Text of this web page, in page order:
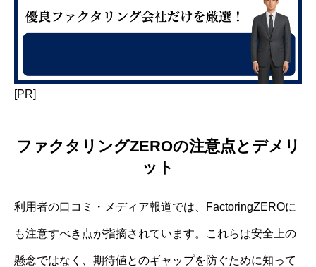
[PR]
ファクタリングZEROの注意点とデメリ
ット
利用者の口コミ・メディア報道では、FactoringZEROに
も注意すべき点が指摘されています。これらは安全上の
懸念ではなく、期待値とのギャップを防ぐために知って